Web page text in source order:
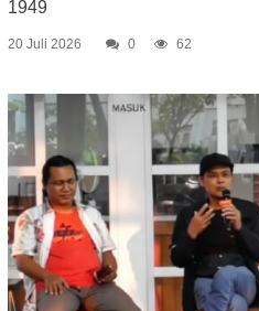
1949
20 Juli 2026 0 62